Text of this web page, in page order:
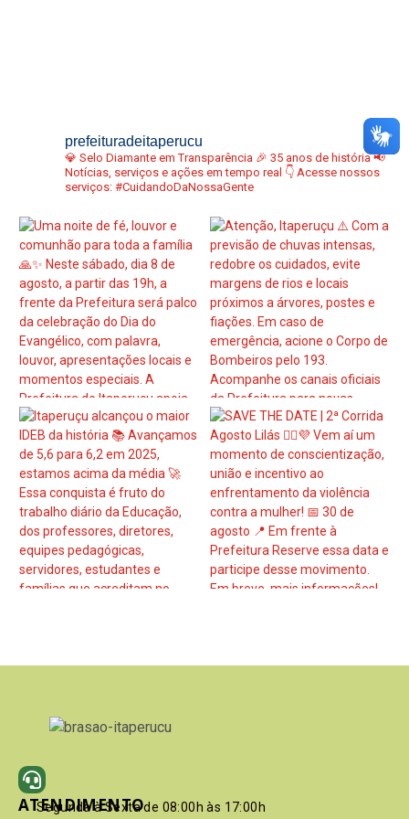
prefeituradeitaperucu
💎 Selo Diamante em Transparência 🎉 35 anos de história📢
Notícias, serviços e ações em tempo real 👇 Acesse nossos
serviços: #CuidandoDaNossaGente
ATENDIMENTO
Segunda à Sexta de 08:00h às 17:00h